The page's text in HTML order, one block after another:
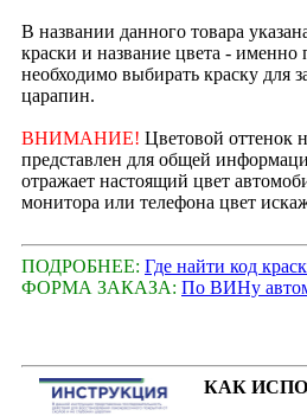
В названии данного товара
краски и название цвета - именно
необходимо выбирать краску для
царапин.
ВНИМАНИЕ! Цветовой оттенок
представлен для общей
отражает настоящий цвет
монитора или телефона цвет
ПОДРОБНЕЕ: Где найти код
ФОРМА ЗАКАЗА: По ВИНу
КАК